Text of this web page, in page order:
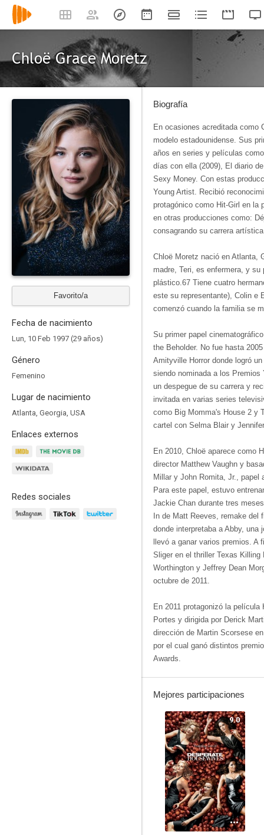
Chloë Grace Moretz
Favorito/a
Fecha de nacimiento
Lun, 10 Feb 1997 (29 años)
Género
Femenino
Lugar de nacimiento
Atlanta, Georgia, USA
Enlaces externos
Redes sociales
Biografía
En ocasiones acreditada como
modelo estadounidense. Sus
años en series y películas
días con ella (2009), El diario
Sexy Money. Con estas
Young Artist. Recibió
protagónico como Hit-Girl en la
en otras producciones como:
consagrando su carrera
Chloë Moretz nació en Atlanta,
madre, Teri, es enfermera, y
plástico.6​7​ Tiene cuatro
este su representante), Colin e
comenzó cuando la familia se
Su primer papel
the Beholder. No fue hasta
Amityville Horror donde logró
siendo nominada a los
un despegue de su carrera y
invitada en varias series
como Big Momma's House 2 y
cartel con Selma Blair y
En 2010, Chloë aparece como
director Matthew Vaughn y
Millar y John Romita, Jr.,
Para este papel, estuvo
Jackie Chan durante tres
In de Matt Reeves, remake
donde interpretaba a Abby, una
llevó a ganar varios premios.​ A
Sliger en el thriller Texas
Worthington y Jeffrey Dean
octubre de 2011.​
En 2011 protagonizó la
Portes y dirigida por Derick
dirección de Martin Scorsese
por el cual ganó distintos
Awards.
Mejores participaciones
9.0